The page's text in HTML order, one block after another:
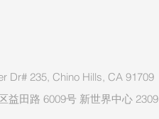
Dr# 235, Chino Hills, CA 91709
益田路 6009号 新世界中心 2309